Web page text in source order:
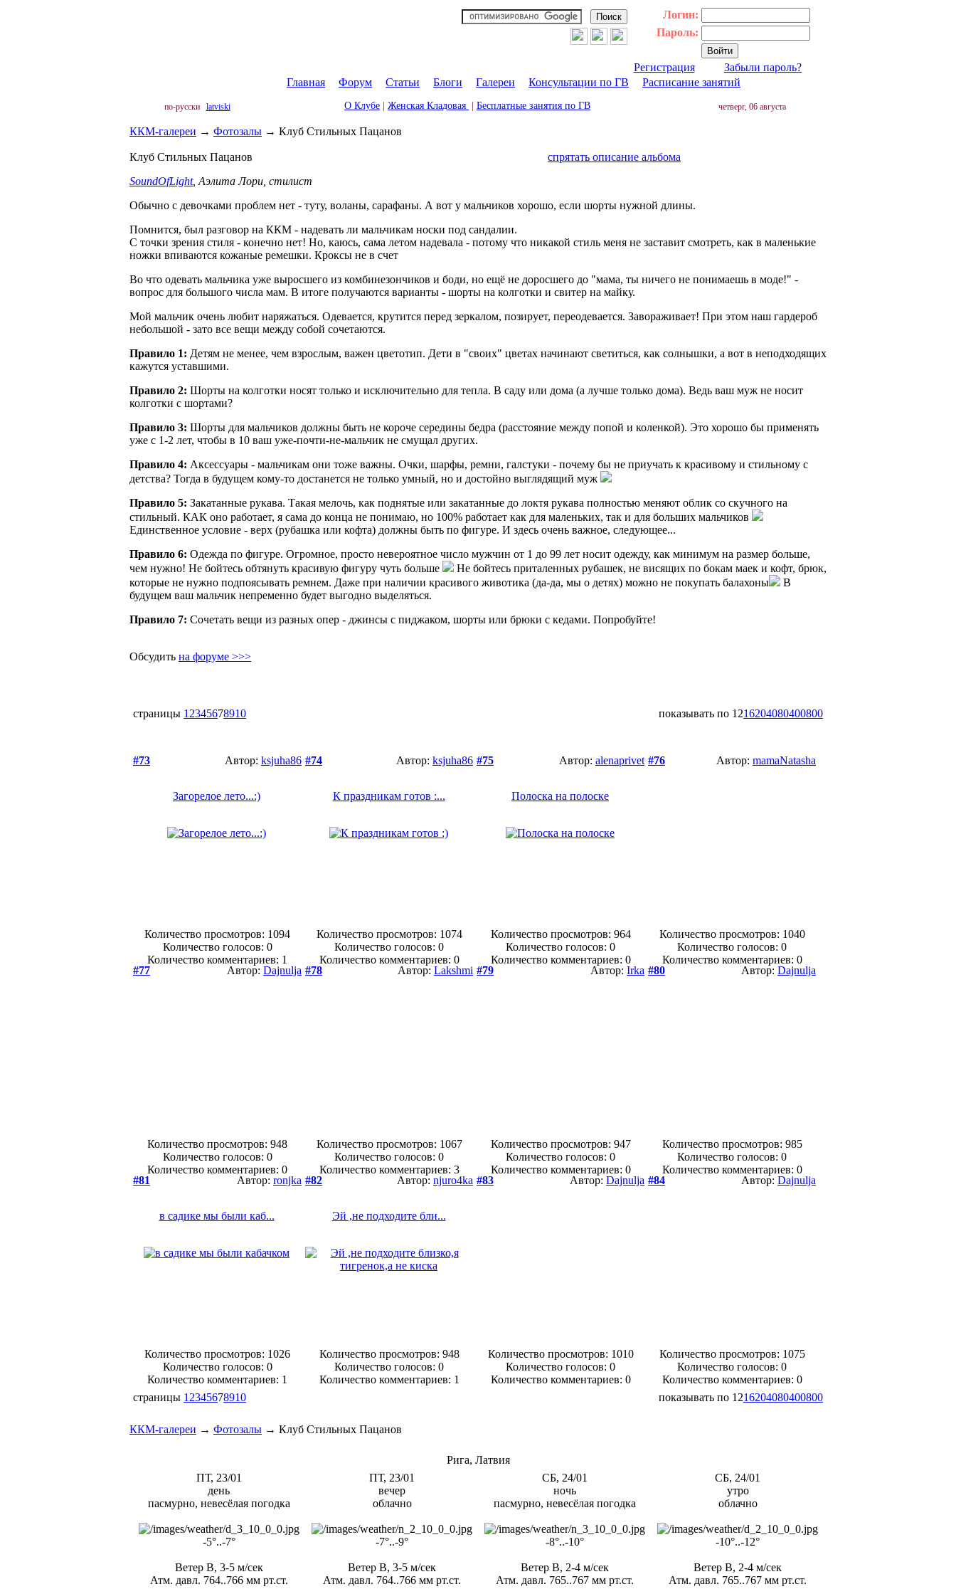
Логин:
Пароль:
Регистрация
Забыли пароль?
Главная
Форум Статьи Блоги Галереи Консультации по ГВ Расписание занятий
по-русски latviski О Клубе Женская Кладовая Бесплатные занятия по ГВ четверг, 06 августа
ККМ-галереи → Фотозалы → Клуб Стильных Пацанов
Клуб Стильных Пацанов
спрятать описание альбома
SoundOfLight, Аэлита Лори, стилист
Обычно с девочками проблем нет - туту, воланы, сарафаны. А вот у мальчиков хорошо, если шорты нужной длины.
Помнится, был разговор на ККМ - надевать ли мальчикам носки под сандалии.
С точки зрения стиля - конечно нет! Но, каюсь, сама летом надевала - потому что никакой стиль меня не заставит смотреть, как в маленькие
ножки впиваются кожаные ремешки. Кроксы не в счет
Во что одевать мальчика уже выросшего из комбинезончиков и боди, но ещё не доросшего до "мама, ты ничего не понимаешь в моде!" -
вопрос для большого числа мам. В итоге получаются варианты - шорты на колготки и свитер на майку.
Мой мальчик очень любит наряжаться. Одевается, крутится перед зеркалом, позирует, переодевается. Завораживает! При этом наш гардероб
небольшой - зато все вещи между собой сочетаются.
Правило 1: Детям не менее, чем взрослым, важен цветотип. Дети в "своих" цветах начинают светиться, как солнышки, а вот в неподходящих
кажутся уставшими.
Правило 2: Шорты на колготки носят только и исключительно для тепла. В саду или дома (а лучше только дома). Ведь ваш муж не носит
колготки с шортами?
Правило 3: Шорты для мальчиков должны быть не короче середины бедра (расстояние между попой и коленкой). Это хорошо бы применять
уже с 1-2 лет, чтобы в 10 ваш уже-почти-не-мальчик не смущал других.
Правило 4: Аксессуары - мальчикам они тоже важны. Очки, шарфы, ремни, галстуки - почему бы не приучать к красивому и стильному с
детства? Тогда в будущем кому-то достанется не только умный, но и достойно выглядящий муж
Правило 5: Закатанные рукава. Такая мелочь, как поднятые или закатанные до локтя рукава полностью меняют облик со скучного на
стильный. КАК оно работает, я сама до конца не понимаю, но 100% работает как для маленьких, так и для больших мальчиков
Единственное условие - верх (рубашка или кофта) должны быть по фигуре. И здесь очень важное, следующее...
Правило 6: Одежда по фигуре. Огромное, просто невероятное число мужчин от 1 до 99 лет носит одежду, как минимум на размер больше,
чем нужно! Не бойтесь обтянуть красивую фигуру чуть больше
Не бойтесь приталенных рубашек, не висящих по бокам маек и кофт, брюк,
которые не нужно подпоясывать ремнем. Даже при наличии красивого животика (да-да, мы о детях) можно не покупать балахоны
В
будущем ваш мальчик непременно будет выгодно выделяться.
Правило 7: Сочетать вещи из разных опер - джинсы с пиджаком, шорты или брюки с кедами. Попробуйте!
Обсудить на форуме >>>
страницы 1 2345678910 показывать по 1216204080400800
#73 Автор: ksjuha86
Загорелое лето...:)
Количество просмотров: 1094
Количество голосов: 0
Количество комментариев: 1
#74 Автор: ksjuha86
К праздникам готов :...
Количество просмотров: 1074
Количество голосов: 0
Количество комментариев: 0
#75 Автор: alenaprivet
Полоска на полоске
Количество просмотров: 964
Количество голосов: 0
Количество комментариев: 0
#76 Автор: mamaNatasha
Количество просмотров: 1040
Количество голосов: 0
Количество комментариев: 0
#77
Автор: Dajnulja
Количество просмотров: 948
Количество голосов: 0
Количество комментариев: 0
#78 Автор: Lakshmi
Количество просмотров: 1067
Количество голосов: 0
Количество комментариев: 3
#79 Автор: Irka
Количество просмотров: 947
Количество голосов: 0
Количество комментариев: 0
#80 Автор: Dajnulja
Количество просмотров: 985
Количество голосов: 0
Количество комментариев: 0
#81
Автор: ronjka
в садике мы были каб...
Количество просмотров: 1026
Количество голосов: 0
Количество комментариев: 1
#82 Автор: njuro4ka
Эй ,не подходите бли...
Количество просмотров: 948
Количество голосов: 0
Количество комментариев: 1
#83 Автор: Dajnulja
Количество просмотров: 1010
Количество голосов: 0
Количество комментариев: 0
#84 Автор: Dajnulja
Количество просмотров: 1075
Количество голосов: 0
Количество комментариев: 0
страницы 1 2345678910 показывать по 1216204080400800
ККМ-галереи → Фотозалы → Клуб Стильных Пацанов
Рига, Латвия
ПТ, 23/01
день
пасмурно, невесёлая погодка
-5°..-7°
Ветер В, 3-5 м/сек
Атм. давл. 764..766 мм рт.ст.
ПТ, 23/01
вечер
облачно
-7°..-9°
Ветер В, 3-5 м/сек
Атм. давл. 764..766 мм рт.ст.
СБ, 24/01
ночь
пасмурно, невесёлая погодка
-8°..-10°
Ветер В, 2-4 м/сек
Атм. давл. 765..767 мм рт.ст.
СБ, 24/01
утро
облачно
-10°..-12°
Ветер В, 2-4 м/сек
Атм. давл. 765..767 мм рт.ст.